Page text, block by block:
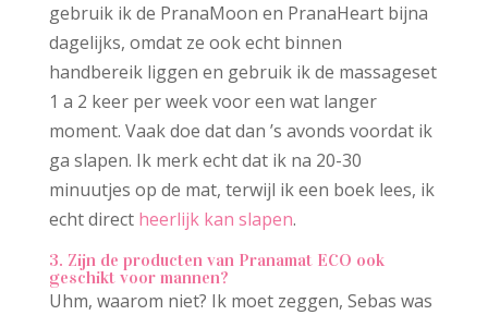
gebruik ik de PranaMoon en PranaHeart bijna
dagelijks, omdat ze ook echt binnen
handbereik liggen en gebruik ik de massageset
1 a 2 keer per week voor een wat langer
moment. Vaak doe dat dan ’s avonds voordat ik
ga slapen. Ik merk echt dat ik na 20-30
minuutjes op de mat, terwijl ik een boek lees, ik
echt direct heerlijk kan slapen.
3. Zijn de producten van Pranamat ECO ook
geschikt voor mannen?
Uhm, waarom niet? Ik moet zeggen, Sebas was